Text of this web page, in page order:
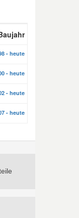
- heute
- heute
- heute
- heute